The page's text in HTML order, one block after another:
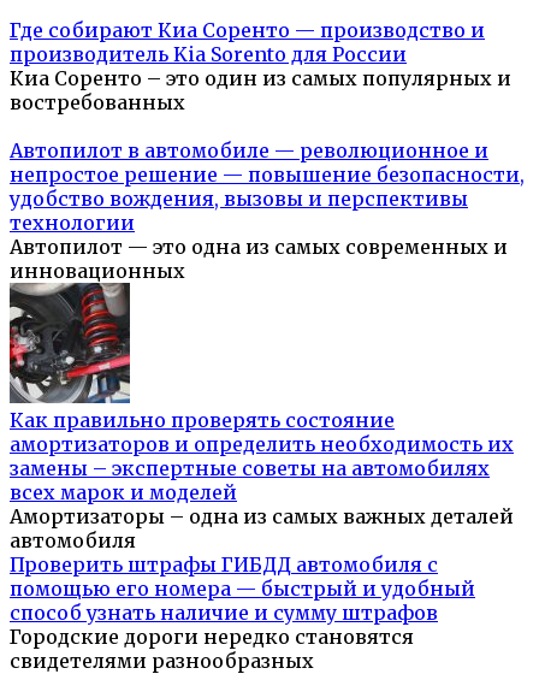
Где собирают Киа Соренто — производство и
производитель Kia Sorento для России
Киа Соренто – это один из самых популярных и
востребованных
Автопилот в автомобиле — революционное и
непростое решение — повышение безопасности,
удобство вождения, вызовы и перспективы
технологии
Автопилот — это одна из самых современных и
инновационных
Как правильно проверять состояние
амортизаторов и определить необходимость их
замены – экспертные советы на автомобилях
всех марок и моделей
Амортизаторы – одна из самых важных деталей
автомобиля
Проверить штрафы ГИБДД автомобиля с
помощью его номера — быстрый и удобный
способ узнать наличие и сумму штрафов
Городские дороги нередко становятся
свидетелями разнообразных